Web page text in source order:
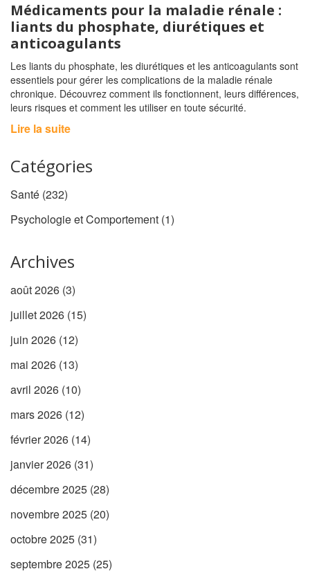
Médicaments pour la maladie rénale :
liants du phosphate, diurétiques et
anticoagulants
Les liants du phosphate, les diurétiques et les anticoagulants sont
essentiels pour gérer les complications de la maladie rénale
chronique. Découvrez comment ils fonctionnent, leurs différences,
leurs risques et comment les utiliser en toute sécurité.
Lire la suite
Catégories
Santé (232)
Psychologie et Comportement (1)
Archives
août 2026 (3)
juillet 2026 (15)
juin 2026 (12)
mai 2026 (13)
avril 2026 (10)
mars 2026 (12)
février 2026 (14)
janvier 2026 (31)
décembre 2025 (28)
novembre 2025 (20)
octobre 2025 (31)
septembre 2025 (25)